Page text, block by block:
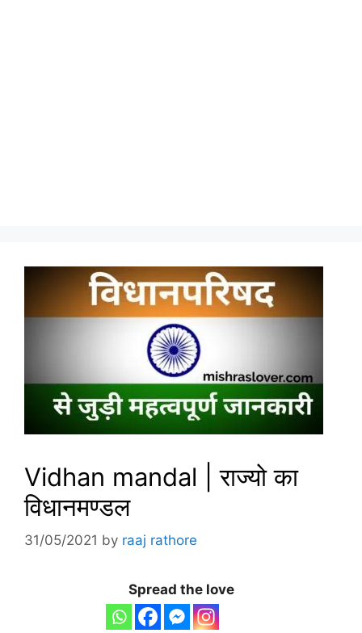
Vidhan mandal | राज्यो का
विधानमण्डल
31/05/2021 by raaj rathore
Spread the love